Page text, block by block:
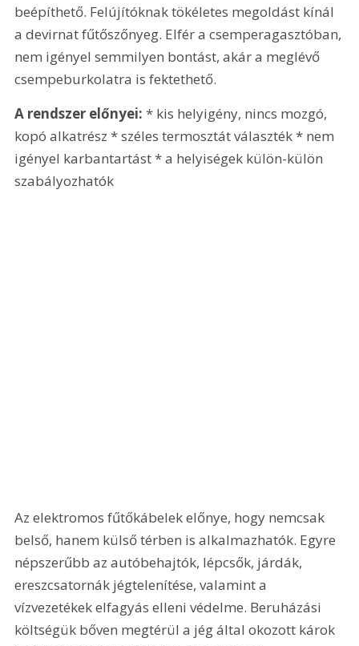
beépíthető. Felújítóknak tökéletes megoldást kínál
a devirnat fűtőszőnyeg. Elfér a csemperagasztóban,
nem igényel semmilyen bontást, akár a meglévő
csempeburkolatra is fektethető.
A rendszer előnyei: * kis helyigény, nincs mozgó,
kopó alkatrész * széles termosztát választék * nem
igényel karbantartást * a helyiségek külön-külön
szabályozhatók
Az elektromos fűtőkábelek előnye, hogy nemcsak
belső, hanem külső térben is alkalmazhatók. Egyre
népszerűbb az autóbehajtók, lépcsők, járdák,
ereszcsatornák jégtelenítése, valamint a
vízvezetékek elfagyás elleni védelme. Beruházási
költségük bőven megtérül a jég által okozott károk